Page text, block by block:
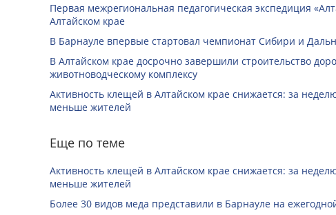
Первая межрегиональная педагогическая экспедиция
Алтайском крае
В Барнауле впервые стартовал чемпионат Сибири и
В Алтайском крае досрочно завершили строительство
животноводческому комплексу
Активность клещей в Алтайском крае снижается: за
меньше жителей
Еще по теме
Активность клещей в Алтайском крае снижается: за
меньше жителей
Более 30 видов меда представили в Барнауле на